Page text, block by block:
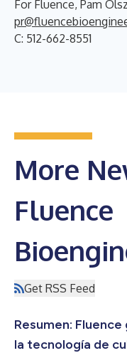
For Fluence, Pam
C: 512-662-8551
More
Fluence
Get RSS Feed
Resumen:
la tecnología de